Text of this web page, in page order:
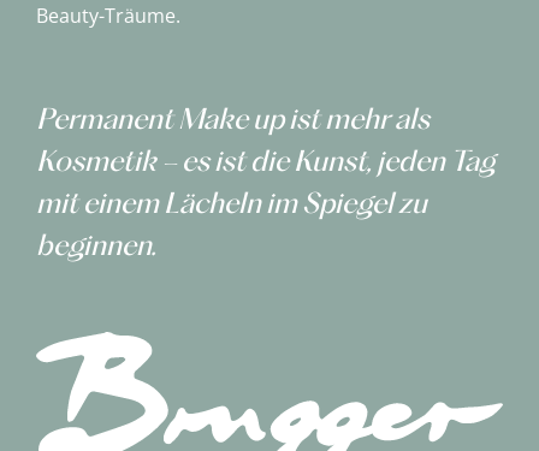
Beauty-Träume.
Permanent Make up ist mehr als
Kosmetik – es ist die Kunst, jeden Tag
mit einem Lächeln im Spiegel zu
beginnen.